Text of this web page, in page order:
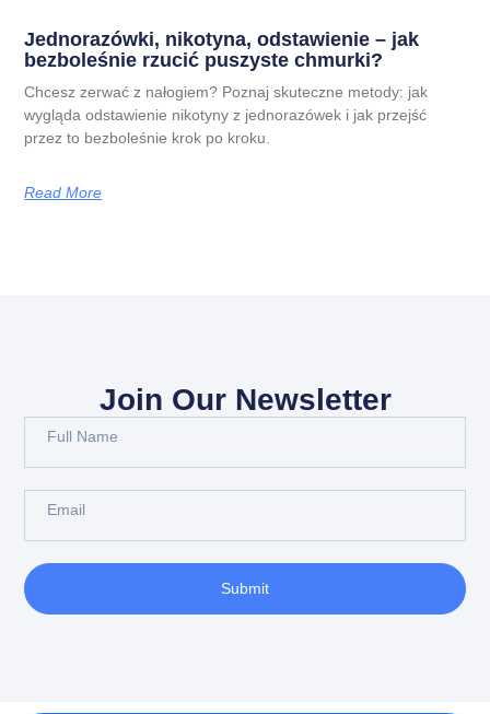
Jednorazówki, nikotyna, odstawienie – jak
bezboleśnie rzucić puszyste chmurki?
Chcesz zerwać z nałogiem? Poznaj skuteczne metody: jak
wygląda odstawienie nikotyny z jednorazówek i jak przejść
przez to bezboleśnie krok po kroku.
Read More
Join Our Newsletter
Submit